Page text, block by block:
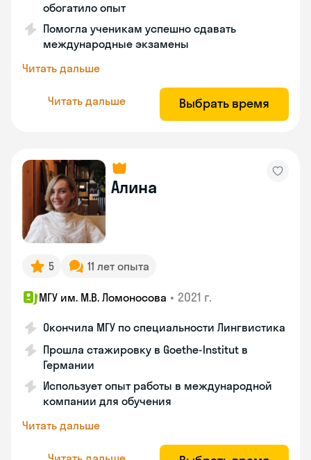
обогатило опыт
Помогла ученикам успешно сдавать
международные экзамены
Читать дальше
Читать дальше Выбрать время
Алина
5 11 лет опыта
МГУ им. М.В. Ломоносова • 2021 г.
Окончила МГУ по специальности Лингвистика
Прошла стажировку в Goethe-Institut в
Германии
Использует опыт работы в международной
компании для обучения
Читать дальше